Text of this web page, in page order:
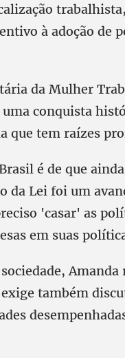
à adoção de
da Mulher
conquista
que tem raízes
é de que
da Lei foi um
'casar' as
em suas
também